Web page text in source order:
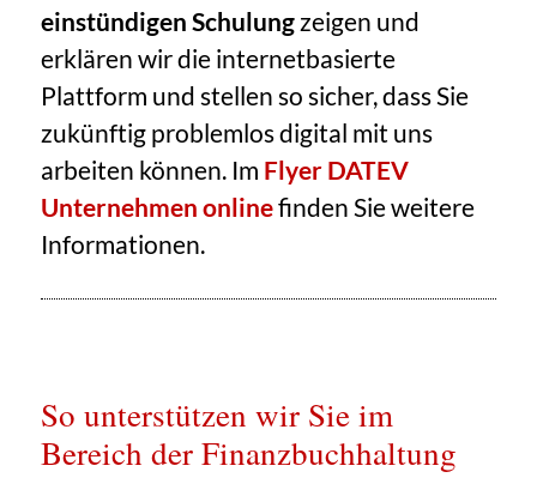
einstündigen Schulungzeigen und
erklären wir die internetbasierte
Plattform und stellen so sicher, dass Sie
zukünftig problemlos digital mit uns
arbeiten können. Im Flyer DATEV
Unternehmen onlinefinden Sie weitere
Informationen.
So unterstützen wir Sie im
Bereich der Finanzbuchhaltung